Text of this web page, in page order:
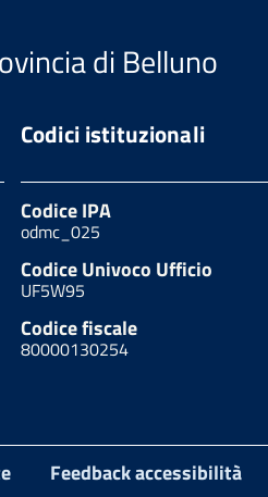
di Belluno
Codici istituzionali
Codice IPA
odmc_025
Codice Univoco Ufficio
UF5W95
Codice fiscale
80000130254
Feedback accessibilità